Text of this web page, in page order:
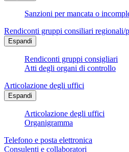
Sanzioni per mancata o
Rendiconti gruppi consiliari regionali/
Espandi
Rendiconti gruppi consigliari
Atti degli organi di controllo
Articolazione degli uffici
Espandi
Articolazione degli uffici
Organigramma
Telefono e posta elettronica
Consulenti e collaboratori